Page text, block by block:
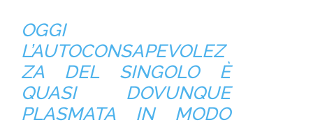
OGGI
L’AUTOCONSAPEVOLEZ
ZA DEL SINGOLO È
QUASI DOVUNQUE
PLASMATA IN MODO